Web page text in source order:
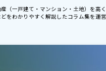
産（一戸建て・マンション・土地）を高
をわかりやすく解説したコラム集を運